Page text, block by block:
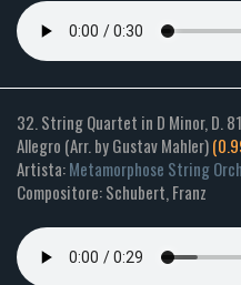
32. String Quartet in D Minor, D.
Allegro (Arr. by Gustav Mahler)
Artista:Metamorphose String
Compositore: Schubert, Franz